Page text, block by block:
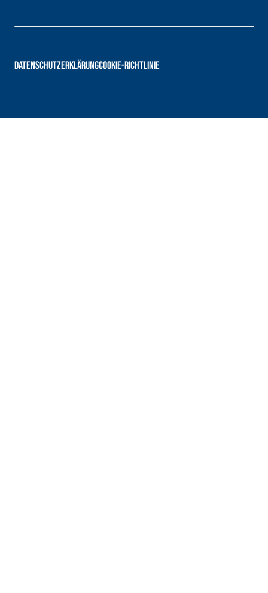
DATENSCHUTZERKLÄRUNGCOOKIE-RICHTLINIE